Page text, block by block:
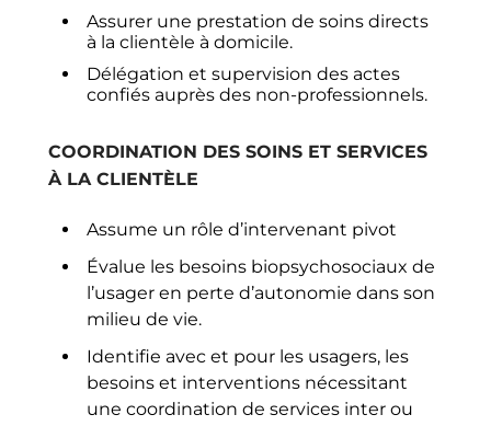
Assurer une prestation de soins directs
à la clientèle à domicile.
Délégation et supervision des actes
confiés auprès des non-professionnels.
COORDINATION DES SOINS ET SERVICES
À LA CLIENTÈLE
Assume un rôle d’intervenant pivot
Évalue les besoins biopsychosociaux de
l’usager en perte d’autonomie dans son
milieu de vie.
Identifie avec et pour les usagers, les
besoins et interventions nécessitant
une coordination de services inter ou